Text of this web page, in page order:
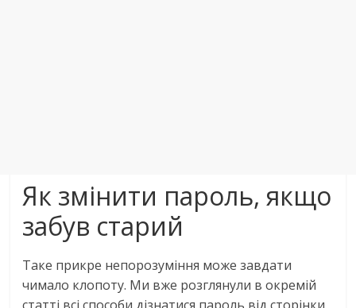
Як змінити пароль, якщо
забув старий
Таке прикре непорозуміння може завдати
чимало клопоту. Ми вже розглянули в окремій